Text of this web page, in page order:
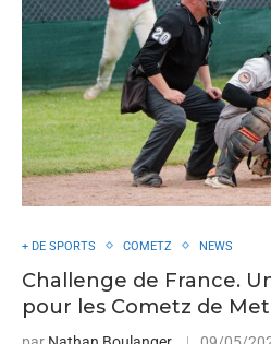
+ DE SPORTS COMETZ NEWS
Challenge de France.
pour les Cometz de